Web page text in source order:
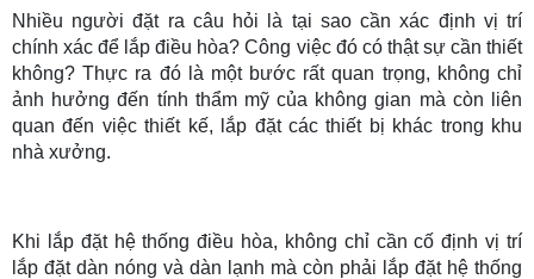
Nhiều người đặt ra câu hỏi là tại sao cần xác định vị trí
chính xác để lắp điều hòa? Công việc đó có thật sự cần thiết
không? Thực ra đó là một bước rất quan trọng, không chỉ
ảnh hưởng đến tính thẩm mỹ của không gian mà còn liên
quan đến việc thiết kế, lắp đặt các thiết bị khác trong khu
nhà xưởng.
Khi lắp đặt hệ thống điều hòa, không chỉ cần cố định vị trí
lắp đặt dàn nóng và dàn lạnh mà còn phải lắp đặt hệ thống